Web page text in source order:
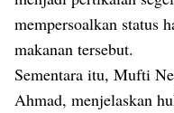
mempersoalkan status
makanan tersebut.
Sementara itu, Mufti
Ahmad, menjelaskan